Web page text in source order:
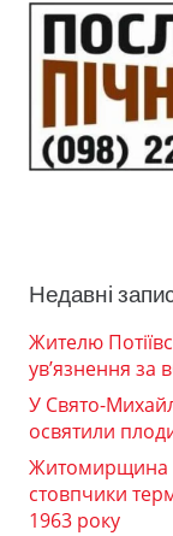
Недавні
Жителю
ув’язнення за
У Свято-
освятили
Житомирщина
стовпчики
1963 року